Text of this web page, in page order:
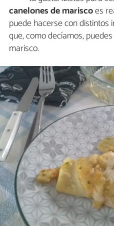
canelones de mariscoes
puede hacerse con distintos
que, como decíamos,
marisco.